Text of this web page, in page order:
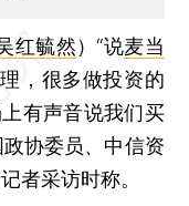
红毓然）“说麦当
，很多做投资的
有声音说我们买
协委员、中信资
者采访时称。